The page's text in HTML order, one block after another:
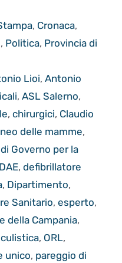
, Cronaca,
, Politica, Provincia di
Lioi,Antonio
, ASL Salerno,
, chirurgici, Claudio
delle mamme,
Governo per la
DAE, defibrillatore
, Dipartimento,
Sanitario, esperto,
della Campania,
, ORL,
unico, pareggio di